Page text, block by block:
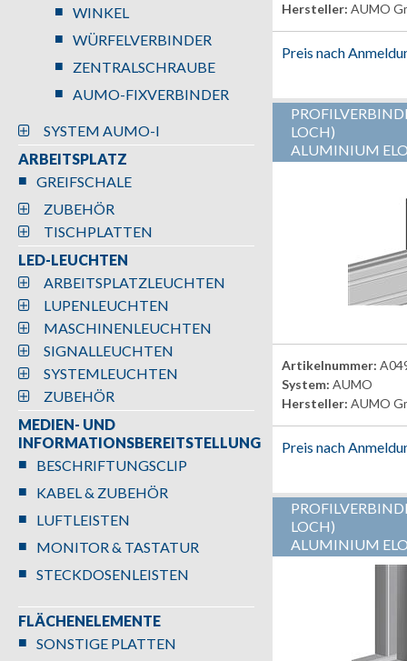
WINKEL
WÜRFELVERBINDER
ZENTRALSCHRAUBE
AUMO-FIXVERBINDER
SYSTEM AUMO-I
ARBEITSPLATZ
GREIFSCHALE
ZUBEHÖR
TISCHPLATTEN
LED-LEUCHTEN
ARBEITSPLATZLEUCHTEN
LUPENLEUCHTEN
MASCHINENLEUCHTEN
SIGNALLEUCHTEN
SYSTEMLEUCHTEN
ZUBEHÖR
MEDIEN- UND
INFORMATIONSBEREITSTELLUNG
BESCHRIFTUNGSCLIP
KABEL & ZUBEHÖR
LUFTLEISTEN
MONITOR & TASTATUR
STECKDOSENLEISTEN
FLÄCHENELEMENTE
SONSTIGE PLATTEN
Hersteller: AUMO
Preis nach
LOCH)
ALUMINIUM
Artikelnummer:
System: AUMO
Hersteller: AUMO
Preis nach
LOCH)
ALUMINIUM